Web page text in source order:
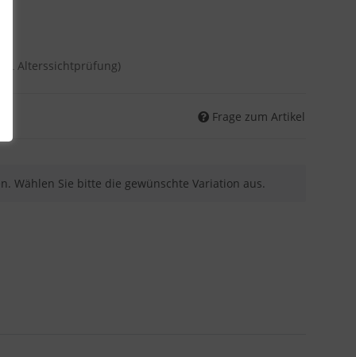
Alterssichtprüfung)
Frage zum Artikel
Wählen Sie bitte die gewünschte Variation aus.